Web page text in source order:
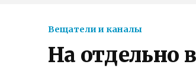
Вещатели и каналы
На отдельно